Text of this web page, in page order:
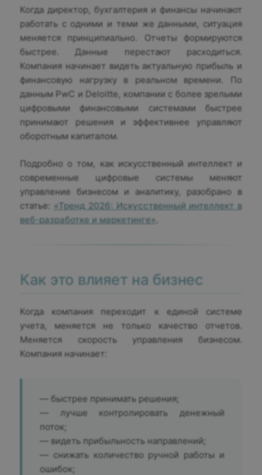
Когда директор, бухгалтерия и финансы начинают
работать с одними и теми же данными, ситуация
меняется принципиально. Отчеты формируются
быстрее. Данные перестают расходиться.
Компания начинает видеть актуальную прибыль и
финансовую нагрузку в реальном времени. По
данным PwC и Deloitte, компании с более зрелыми
цифровыми финансовыми системами быстрее
принимают решения и эффективнее управляют
оборотным капиталом.
Подробно о том, как искусственный интеллект и
современные цифровые системы меняют
управление бизнесом и аналитику, разобрано в
статье: «Тренд 2026: Искусственный интеллект в
веб-разработке и маркетинге»
Как это влияет на бизнес
Когда компания переходит к единой системе
учета, меняется не только качество отчетов.
Меняется скорость управления бизнесом.
Компания начинает:
— быстрее принимать решения;
— лучше контролировать денежный
поток;
— видеть прибыльность направлений;
— снижать количество ручной работы и
ошибок;